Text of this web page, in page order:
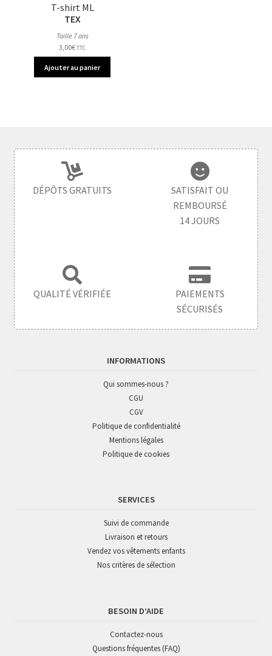
T-shirt ML
TEX
Taille 7 ans
3,00€ TTC
Ajouter au panier
DÉPÔTS GRATUITS
SATISFAIT OU
REMBOURSÉ
14 JOURS
QUALITÉ VÉRIFIÉE
PAIEMENTS
SÉCURISÉS
INFORMATIONS
Qui sommes-nous ?
CGU
CGV
Politique de confidentialité
Mentions légales
Politique de cookies
SERVICES
Suivi de commande
Livraison et retours
Vendez vos vêtements enfants
Nos critères de sélection
BESOIN D’AIDE
Contactez-nous
Questions fréquentes (FAQ)